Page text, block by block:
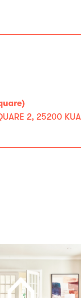
2, 25200